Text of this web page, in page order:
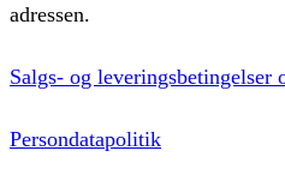
adressen.
Salgs- og leveringsbetingelser
Persondatapolitik